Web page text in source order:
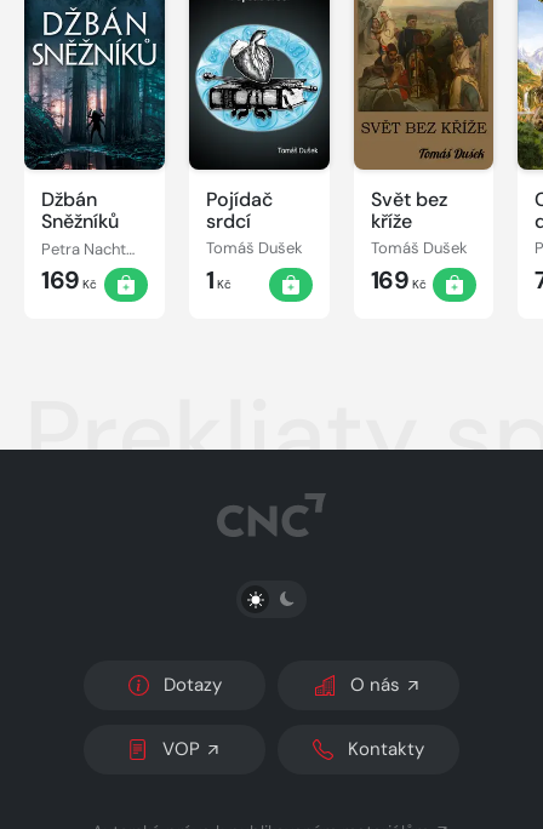
Džbán
Sněžníků
Petra Nachtmanová
169 Kč
Pojídač
srdcí
Tomáš Dušek
1 Kč
Svět bez
kříže
Tomáš Dušek
169 Kč
Prekliaty
PŘEPNOUT SVĚTLÝ/TMAVÝ REŽIM
Dotazy O nás
VOP Kontakty